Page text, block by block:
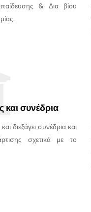
& Δια βίου
και συνέδρια
διεξάγει συνέδρια και
σχετικά με το